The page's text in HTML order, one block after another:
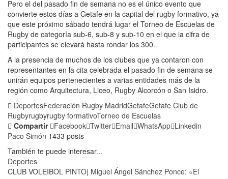
Pero el del pasado fin de semana no es el único evento que
convierte estos días a Getafe en la capital del rugby formativo, ya
que este próximo sábado tendrá lugar el Torneo de Escuelas de
Rugby de categoría sub-6, sub-8 y sub-10 en el que la cifra de
participantes se elevará hasta rondar los 300.
A la presencia de muchos de los clubes que ya contaron con
representantes en la cita celebrada el pasado fin de semana se
unirán equipos pertenecientes a varias entidades más de la
región como Arquitectura, Liceo, Rugby Alcorcón o San Isidro.
DeportesFederación Rugby MadridGetafeGetafe Club de
Rugbyrugbyrugby formativoTorneo de Escuelas
Compartir
Facebook Twitter Email WhatsApp Linkedin
Paco Simón 1433 posts
También te puede interesar...
Deportes
CLUB VOLEIBOL PINTO| Miguel Ángel Sánchez Ponce: «El